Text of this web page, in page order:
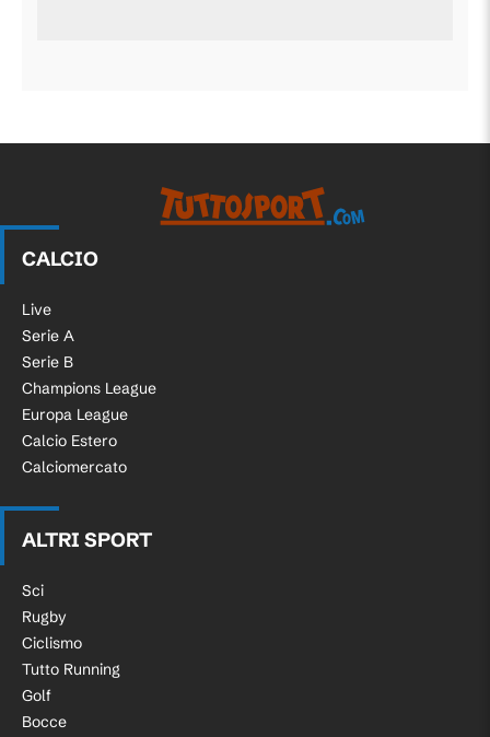
CALCIO
Live
Serie A
Serie B
Champions League
Europa League
Calcio Estero
Calciomercato
ALTRI SPORT
Sci
Rugby
Ciclismo
Tutto Running
Golf
Bocce